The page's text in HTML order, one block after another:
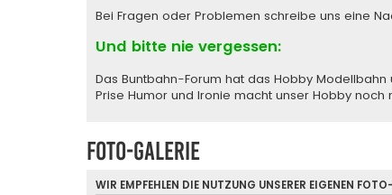
Bei Fragen oder Problemen schreibe uns eine
Und bitte nie vergessen:
Das Buntbahn-Forum hat das Hobby
Prise Humor und Ironie macht unser Hobby noch
Foto-Galerie
WIR EMPFEHLEN DIE NUTZUNG UNSERER EIGENEN